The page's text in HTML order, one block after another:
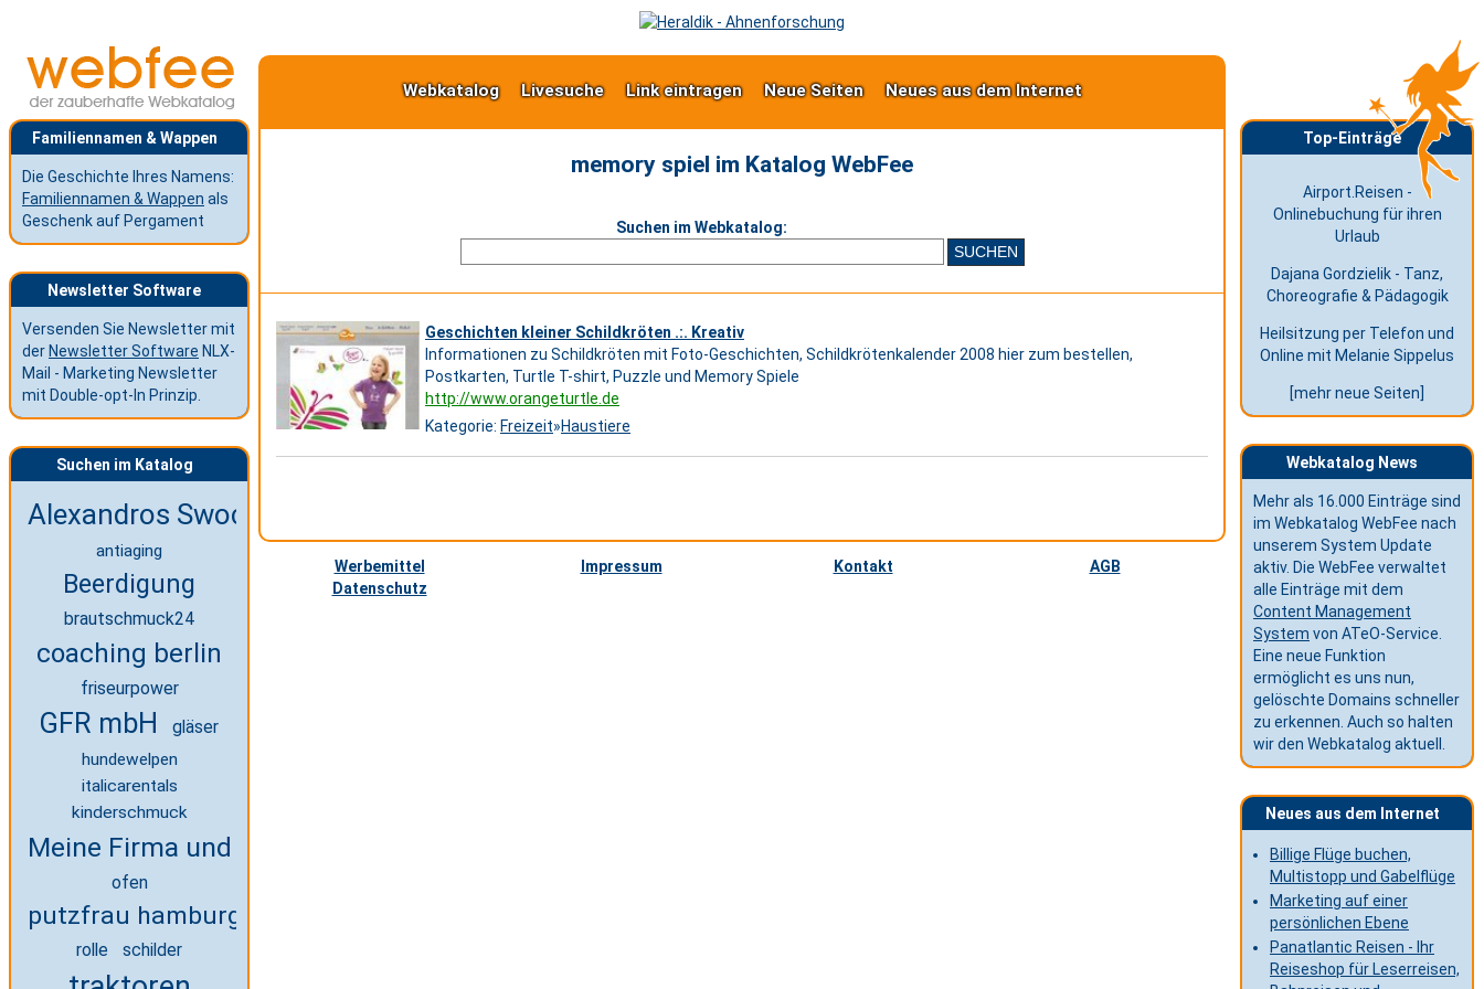
Familiennamen & Wappen
Die Geschichte Ihres Namens:
Familiennamen & Wappen als
Geschenk auf Pergament
Newsletter Software
Versenden Sie Newsletter mit
der Newsletter Software NLX-
Mail - Marketing Newsletter
mit Double-opt-In Prinzip.
Suchen im Katalog
Alexandros Swoch
antiaging
Beerdigung
brautschmuck24
coaching berlin
friseurpower
GFR mbH gläser
hundewelpen
italicarentals
kinderschmuck
Meine Firma und ich
ofen
putzfrau hamburg
rolle schilder
Webkatalog Livesuche Link eintragen Neue Seiten Neues aus dem Internet
memory spiel im Katalog WebFee
Suchen im Webkatalog:
Geschichten kleiner Schildkröten .:. Kreativ
Informationen zu Schildkröten mit Foto-Geschichten, Schildkrötenkalender 2008 hier zum bestellen,
Postkarten, Turtle T-shirt, Puzzle und Memory Spiele
http://www.orangeturtle.de
Kategorie: Freizeit»Haustiere
Werbemittel Impressum Kontakt
AGB
Datenschutz
Top-Einträge
Airport.Reisen -
Onlinebuchung für ihren
Urlaub
Dajana Gordzielik - Tanz,
Choreografie & Pädagogik
Heilsitzung per Telefon und
Online mit Melanie Sippelus
[mehr neue Seiten]
Webkatalog News
Mehr als 16.000 Einträge sind
im Webkatalog WebFee nach
unserem System Update
aktiv. Die WebFee verwaltet
alle Einträge mit dem
Content Management
System von ATeO-Service.
Eine neue Funktion
ermöglicht es uns nun,
gelöschte Domains schneller
zu erkennen. Auch so halten
wir den Webkatalog aktuell.
Neues aus dem Internet
Billige Flüge buchen,
Multistopp und Gabelflüge
Marketing auf einer
persönlichen Ebene
Panatlantic Reisen - Ihr
Reiseshop für Leserreisen,